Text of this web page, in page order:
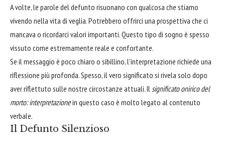
A volte, le parole del defunto risuonano con qualcosa che stiamo
vivendo nella vita di veglia. Potrebbero offrirci una prospettiva che ci
mancava o ricordarci valori importanti. Questo tipo di sogno è spesso
vissuto come estremamente reale e confortante.
Se il messaggio è poco chiaro o sibillino, l'interpretazione richiede una
riflessione più profonda. Spesso, il vero significato si rivela solo dopo
aver riflettuto sulle nostre circostanze attuali. Il significato onirico del
morto: interpretazionein questo caso è molto legato al contenuto
verbale.
Il Defunto Silenzioso